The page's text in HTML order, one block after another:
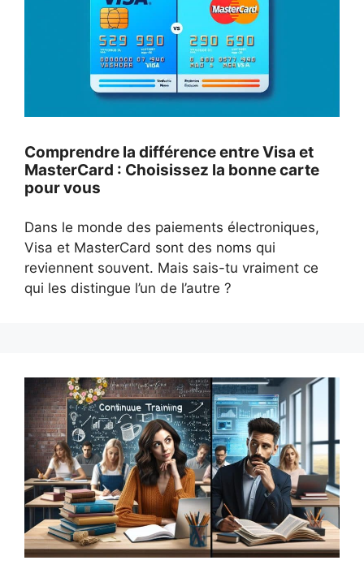
Comprendre la différence entre Visa et
MasterCard : Choisissez la bonne carte
pour vous
Dans le monde des paiements électroniques,
Visa et MasterCard sont des noms qui
reviennent souvent. Mais sais-tu vraiment ce
qui les distingue l’un de l’autre ?